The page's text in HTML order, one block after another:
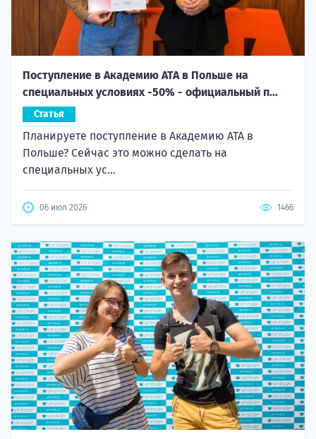
Поступление в Академию ATA в Польше на
специальных условиях -50% - официальный п...
Статья
Планируете поступление в Академию ATA в
Польше? Сейчас это можно сделать на
специальных ус...
06 июл 2026 1466